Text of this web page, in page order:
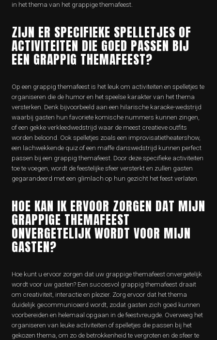
in het thema van het grappige themafeest.
ZIJN ER SPECIFIEKE SPELLETJES OF
ACTIVITEITEN DIE GOED PASSEN BIJ
EEN GRAPPIG THEMAFEEST?
Op een grappig themafeest is het leuk om activiteiten en spelletjes te
organiseren die de humor en het speelse karakter van het thema
versterken. Denk bijvoorbeeld aan een hilarische karaoke-wedstrijd
waarbij gasten hun favoriete komische nummers kunnen zingen,
of een gekke verkleedwedstrijd waar de meest creatieve outfits
worden beloond. Ook spelletjes zoals een improvisatietheatershow,
een lachwekkende quiz of een maffe danswedstrijd kunnen perfect
passen bij een grappig themafeest. Door deze specifieke activiteiten
toe te voegen, wordt de feestelijke sfeer versterkt en zullen gasten
gegarandeerd met een glimlach op hun gezicht het feest verlaten.
HOE KAN IK ERVOOR ZORGEN DAT MIJN
GRAPPIGE THEMAFEEST
ONVERGETELIJK WORDT VOOR MIJN
GASTEN?
Hoe kunt u ervoor zorgen dat uw grappige themafeest onvergetelijk
wordt voor uw gasten? Een succesvol grappig themafeest draait
om creativiteit, interactie en plezier. Zorg ervoor dat het thema
duidelijk gecommuniceerd wordt, zodat gasten zich goed kunnen
voorbereiden en helemaal opgaan in de feestvreugde. Overweeg het
organiseren van leuke activiteiten of spelletjes die passen bij het
gekozen thema, om zo de betrokkenheid te vergroten en de sfeer te